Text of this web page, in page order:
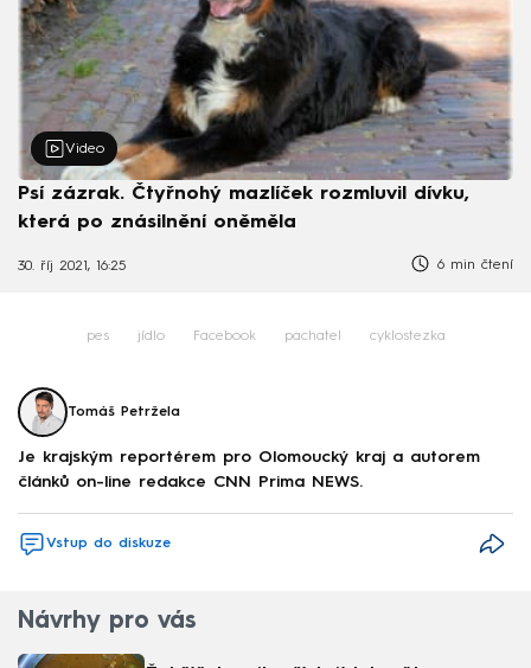
Video
Psí zázrak. Čtyřnohý mazlíček rozmluvil dívku,
která po znásilnění oněměla
30. říj 2021, 16:25 6 min čtení
pes jídlo Facebook pachatel cyklostezka
Tomáš Petržela
Je krajským reportérem pro Olomoucký kraj a autorem
článků on-line redakce CNN Prima NEWS.
Vstup do diskuze
Návrhy pro vás